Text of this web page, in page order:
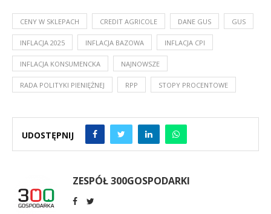
CENY W SKLEPACH CREDIT AGRICOLE DANE GUS GUS
INFLACJA 2025 INFLACJA BAZOWA INFLACJA CPI
INFLACJA KONSUMENCKA NAJNOWSZE
RADA POLITYKI PIENIĘŻNEJ RPP STOPY PROCENTOWE
UDOSTĘPNIJ
ZESPÓŁ 300GOSPODARKI